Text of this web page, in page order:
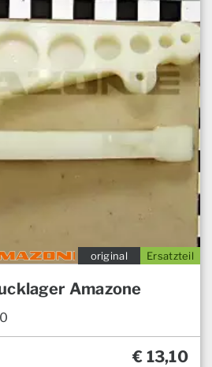
Ersatzteil
original
Amazone
€ 13,10